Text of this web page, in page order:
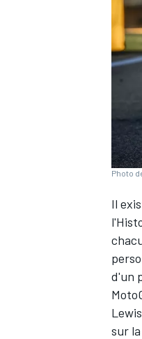
WRC
WEC
Photo
Il
d'un
sur